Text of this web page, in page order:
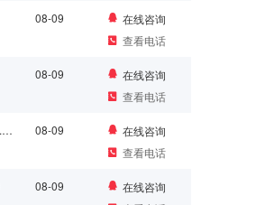
08-09
在线咨询
查看电话
08-09
在线咨询
查看电话
SMD-4P,2.2x2mm 08-09
在线咨询
查看电话
08-09
在线咨询